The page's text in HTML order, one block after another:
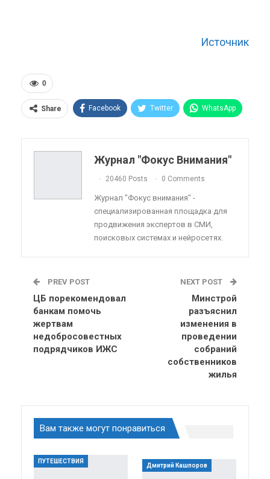
Источник
0
Share Facebook Twitter WhatsApp
Telegram VK Viber
Linkedin Tumblr
Журнал "Фокус Внимания"
20460 Posts 0 Comments
Журнал "Фокус внимания" -
специализированная площадка для
продвижения экспертов в СМИ,
поисковых системах и нейросетях.
PREV POST
ЦБ порекомендовал
банкам помочь
жертвам
недобросовестных
подрядчиков ИЖС
NEXT POST
Минстрой
разъяснил
изменения в
проведении
собраний
собственников
жилья
Вам также могут понравиться
ПУТЕШЕСТВИЯ
Дмитрий Кашпоров